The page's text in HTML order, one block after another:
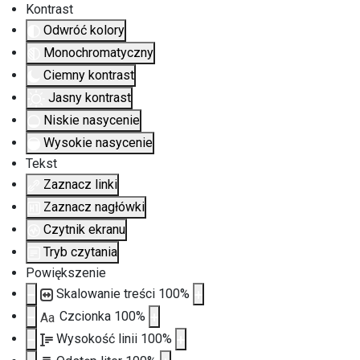
Kontrast
Odwróć kolory
Monochromatyczny
Ciemny kontrast
Jasny kontrast
Niskie nasycenie
Wysokie nasycenie
Tekst
Zaznacz linki
Zaznacz nagłówki
Czytnik ekranu
Tryb czytania
Powiększenie
Skalowanie treści 100%
Aa Czcionka 100%
Wysokość linii 100%